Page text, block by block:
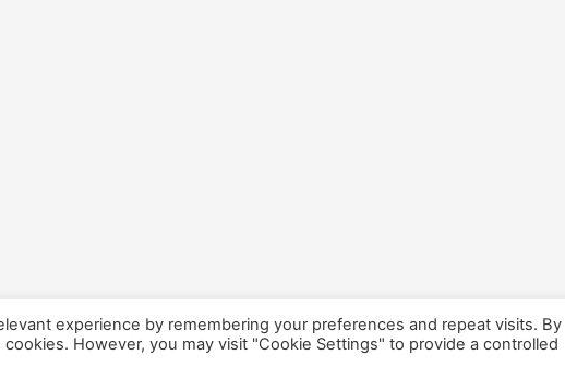
experience by remembering your preferences and repeat visits. By
However, you may visit "Cookie Settings" to provide a controlled